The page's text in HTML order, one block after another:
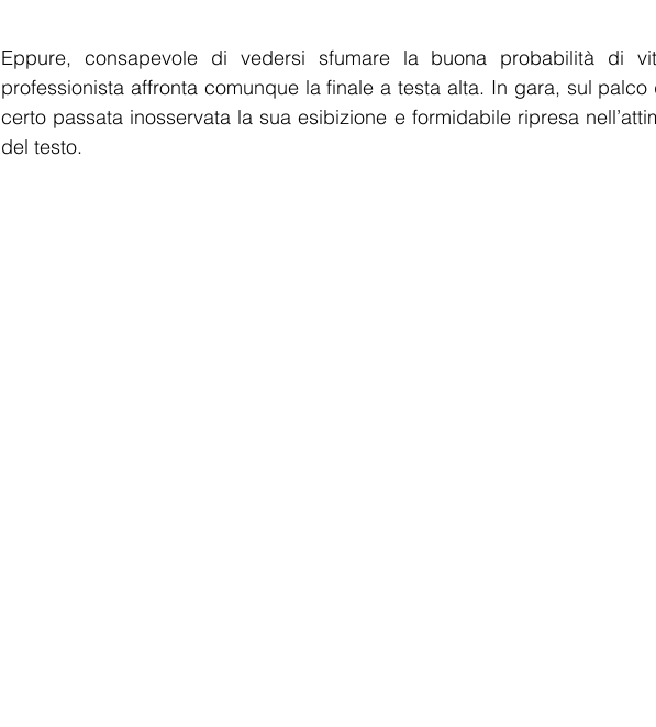
Eppure, consapevole di vedersi sfumare la buona probabilità di
professionista affronta comunque la finale a testa alta. In gara, sul palco
certo passata inosservata la sua esibizione e formidabile ripresa
del testo.